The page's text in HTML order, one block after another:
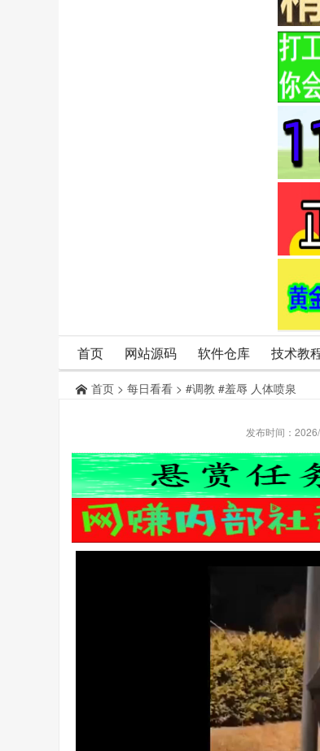
首页 网站源码 软件仓库 技术教
首页 > 每日看看 > #调教 #羞辱 人体喷泉
发布时间：